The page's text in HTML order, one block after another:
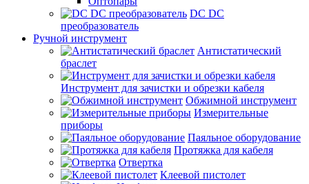
DC DC
преобразователь
Ручной инструмент
Антистатический
браслет
Инструмент для зачистки и обрезки кабеля
Обжимной инструмент
Измерительные
приборы
Паяльное оборудование
Протяжка для кабеля
Отвертка
Клеевой пистолет